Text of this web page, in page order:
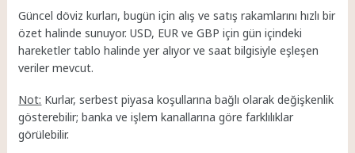
Güncel döviz kurları, bugün için alış ve satış rakamlarını hızlı bir
özet halinde sunuyor. USD, EUR ve GBP için gün içindeki
hareketler tablo halinde yer alıyor ve saat bilgisiyle eşleşen
veriler mevcut.
Not: Kurlar, serbest piyasa koşullarına bağlı olarak değişkenlik
gösterebilir; banka ve işlem kanallarına göre farklılıklar
görülebilir.